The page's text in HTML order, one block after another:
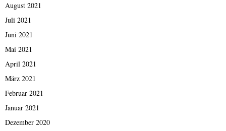
August 2021
Juli 2021
Juni 2021
Mai 2021
April 2021
März 2021
Februar 2021
Januar 2021
Dezember 2020